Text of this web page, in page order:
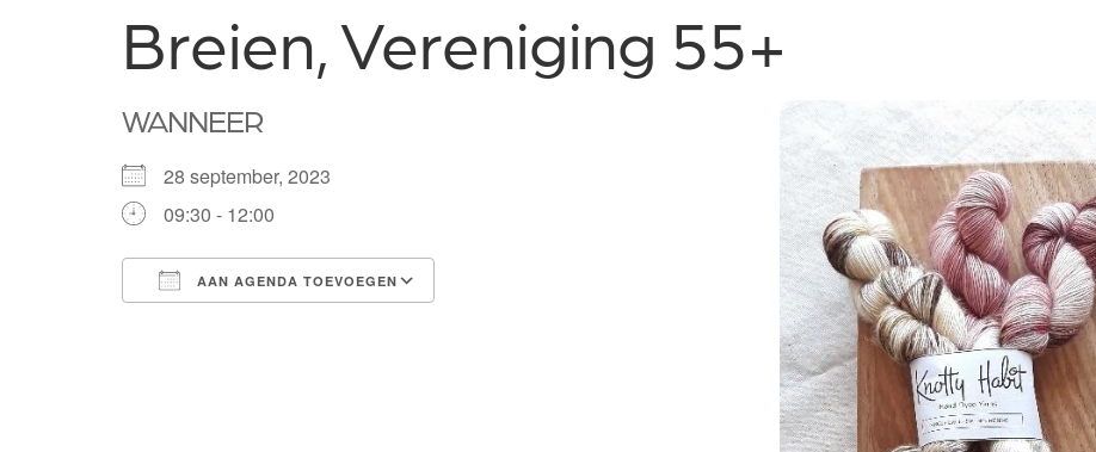
Breien, Vereniging 55+
WANNEER
28 september, 2023
09:30 - 12:00
AAN AGENDA TOEVOEGEN